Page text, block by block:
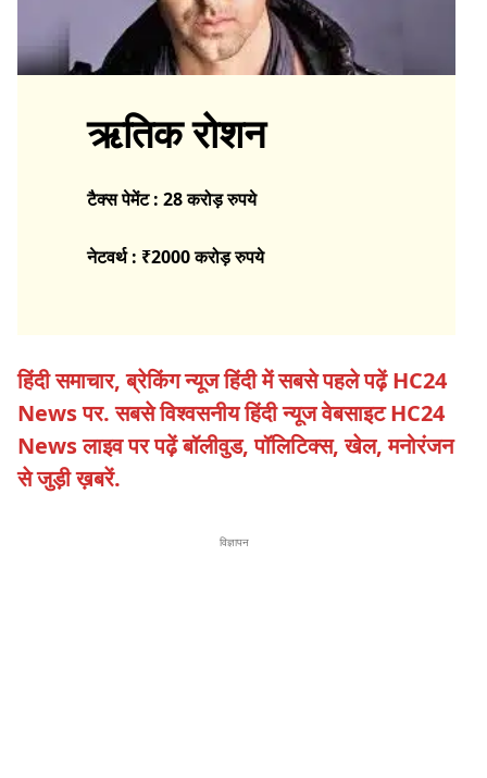
ऋतिक रोशन
टैक्स पेमेंट : 28 करोड़ रुपये
नेटवर्थ : ₹2000 करोड़रुपये
हिंदी समाचार, ब्रेकिंग न्यूज हिंदी में सबसे पहले पढ़ें HC24
News पर. सबसे विश्वसनीय हिंदी न्यूज वेबसाइट HC24
News लाइव पर पढ़ें बॉलीवुड, पॉलिटिक्स, खेल, मनोरंजन
से जुड़ी ख़बरें.
विज्ञापन